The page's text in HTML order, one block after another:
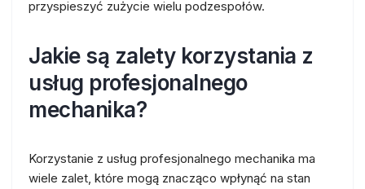
przyspieszyć zużycie wielu podzespołów.
Jakie są zalety korzystania z
usług profesjonalnego
mechanika?
Korzystanie z usług profesjonalnego mechanika ma
wiele zalet, które mogą znacząco wpłynąć na stan